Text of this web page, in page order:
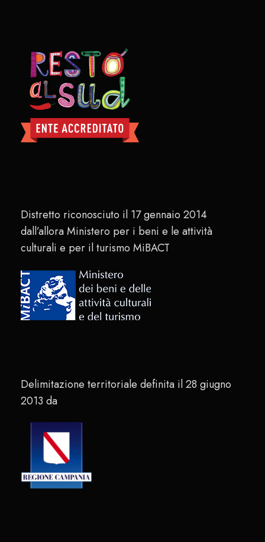
Distretto riconosciuto il 17 gennaio 2014
dall’allora Ministero per i beni e le attività
culturali e per il turismo MiBACT
Delimitazione territoriale definita il 28 giugno
2013 da